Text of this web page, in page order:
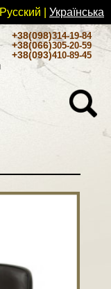
Русский Українськa
+38(098)314-19-84
+38(066)305-20-59
+38(093)410-89-45